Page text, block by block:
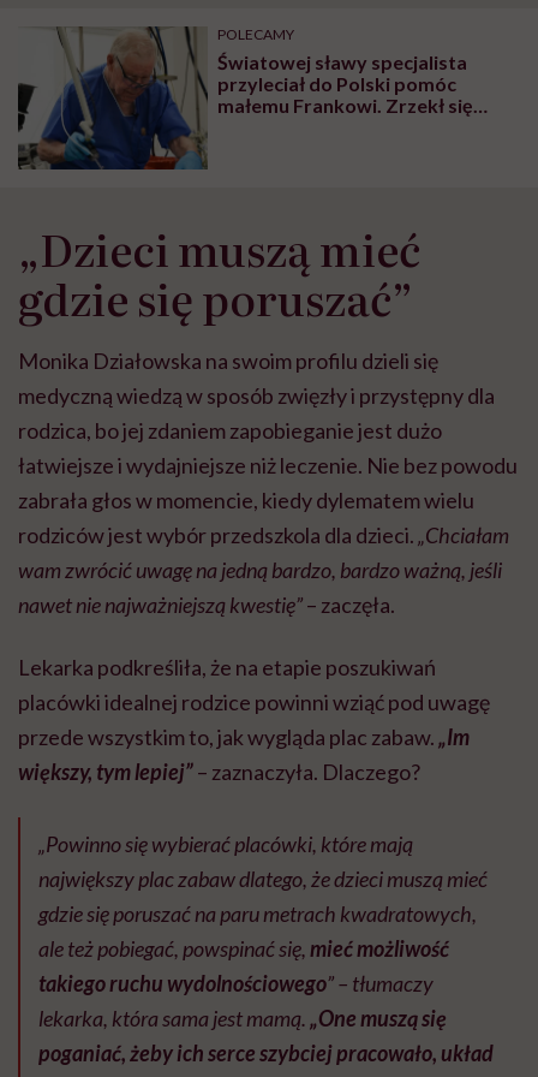
może chyba tylko
głupota i brak
wyobraźni"
pracy
POLECAMY
Światowej sławy specjalista
przyleciał do Polski pomóc
małemu Frankowi. Zrzekł się
„Dzieci muszą mieć
gdzie się poruszać”
Monika Działowska na swoim profilu dzieli się
medyczną wiedzą w sposób zwięzły i przystępny dla
rodzica, bo jej zdaniem zapobieganie jest dużo
łatwiejsze i wydajniejsze niż leczenie. Nie bez powodu
zabrała głos w momencie, kiedy dylematem wielu
rodziców jest wybór przedszkola dla dzieci.„Chciałam
wam zwrócić uwagę na jedną bardzo, bardzo ważną, jeśli
nawet nie najważniejszą kwestię”– zaczęła.
Lekarka podkreśliła, że na etapie poszukiwań
placówki idealnej rodzice powinni wziąć pod uwagę
przede wszystkim to, jak wygląda plac zabaw.„Im
większy, tym lepiej”– zaznaczyła. Dlaczego?
„Powinno się wybierać placówki, które mają
największy plac zabaw dlatego, że dzieci muszą mieć
gdzie się poruszać na paru metrach kwadratowych,
ale też pobiegać, powspinać się,mieć możliwość
takiego ruchu wydolnościowego” – tłumaczy
lekarka, która sama jest mamą.„One muszą się
poganiać, żeby ich serce szybciej pracowało, układ